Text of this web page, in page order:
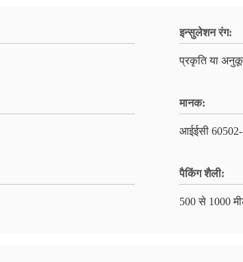
इन्सुलेशन रंग:
प्रकृति या
मानक:
आईईसी
पैकिंग शैली:
500 से 1000